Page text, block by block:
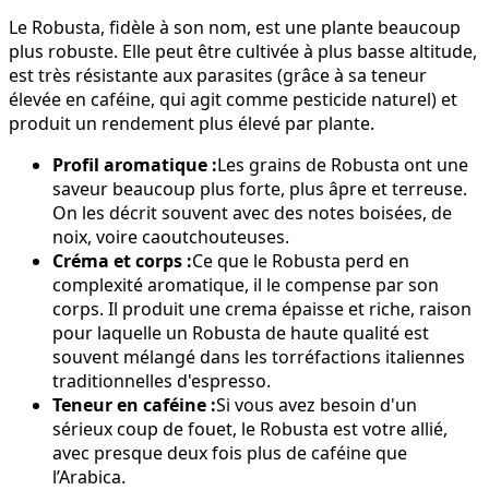
Le Robusta, fidèle à son nom, est une plante beaucoup
plus robuste. Elle peut être cultivée à plus basse altitude,
est très résistante aux parasites (grâce à sa teneur
élevée en caféine, qui agit comme pesticide naturel) et
produit un rendement plus élevé par plante.
Profil aromatique :Les grains de Robusta ont une
saveur beaucoup plus forte, plus âpre et terreuse.
On les décrit souvent avec des notes boisées, de
noix, voire caoutchouteuses.
Créma et corps :Ce que le Robusta perd en
complexité aromatique, il le compense par son
corps. Il produit une crema épaisse et riche, raison
pour laquelle un Robusta de haute qualité est
souvent mélangé dans les torréfactions italiennes
traditionnelles d'espresso.
Teneur en caféine :Si vous avez besoin d'un
sérieux coup de fouet, le Robusta est votre allié,
avec presque deux fois plus de caféine que
l’Arabica.